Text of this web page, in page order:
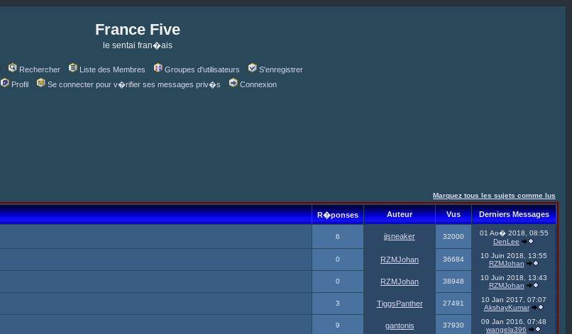
France Five
le sentai fran�ais
Rechercher Liste des Membres Groupes d'utilisateurs
S'enregistrer
Profil
Se connecter pour v�rifier ses messages priv�s Connexion
Marquez tous les sujets comme lus
R�ponses Auteur Vus Derniers Messages
6 jjsneaker 32000
01 Ao� 2018, 08:55
DenLee
0 RZMJohan 36684
10 Juin 2018, 13:55
RZMJohan
0 RZMJohan 38948
10 Juin 2018, 13:43
RZMJohan
3 TiggsPanther 27491
10 Jan 2017, 07:07
AkshayKumar
9 gantonis 37930
09 Jan 2016, 07:48
wangela396